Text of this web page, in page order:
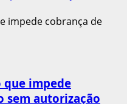
que impede
sem autorização